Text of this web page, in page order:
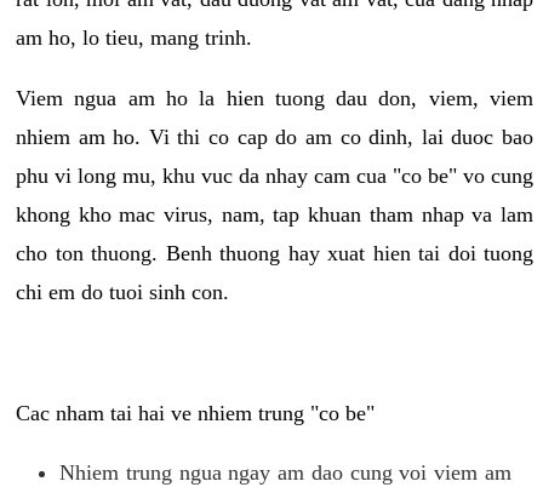
am ho, lo tieu, mang trinh.
Viem ngua am ho la hien tuong dau don, viem, viem
nhiem am ho. Vi thi co cap do am co dinh, lai duoc bao
phu vi long mu, khu vuc da nhay cam cua "co be" vo cung
khong kho mac virus, nam, tap khuan tham nhap va lam
cho ton thuong. Benh thuong hay xuat hien tai doi tuong
chi em do tuoi sinh con.
Cac nham tai hai ve nhiem trung "co be"
Nhiem trung ngua ngay am dao cung voi viem am